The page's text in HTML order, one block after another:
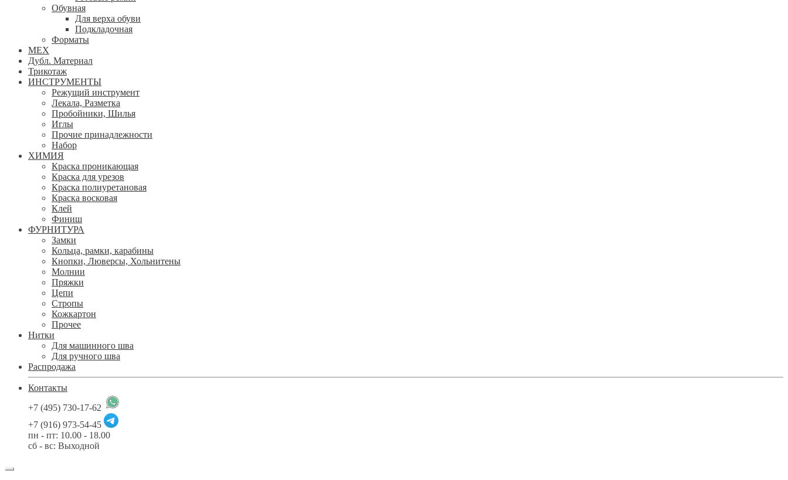
Обувная
Для верха обуви
Подкладочная
Форматы
МЕХ
Дубл. Материал
Трикотаж
ИНСТРУМЕНТЫ
Режущий инструмент
Лекала, Разметка
Пробойники, Шилья
Иглы
Прочие принадлежности
Набор
ХИМИЯ
Краска проникающая
Краска для урезов
Краска полиуретановая
Краска восковая
Клей
Финиш
ФУРНИТУРА
Замки
Кольца, рамки, карабины
Кнопки, Люверсы, Хольнитены
Молнии
Пряжки
Цепи
Стропы
Кожкартон
Прочее
Нитки
Для машинного шва
Для ручного шва
Распродажа
Контакты
+7 (495) 730-17-62
+7 (916) 973-54-45
пн - пт: 10.00 - 18.00
сб - вс: Выходной